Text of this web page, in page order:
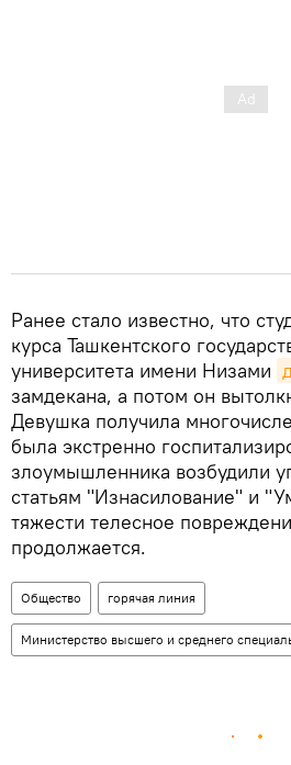
Ранее стало известно, что
курса Ташкентского
университета имени Низами
замдекана, а потом он
Девушка получила
была экстренно
злоумышленника возбудили
статьям "Изнасилование" и
тяжести телесное
продолжается.
Общество горячая линия
Министерство высшего и среднего